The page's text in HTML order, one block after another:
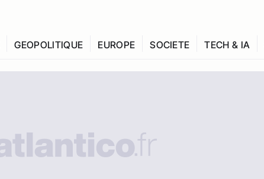
GEOPOLITIQUE EUROPE SOCIETE TECH & IA